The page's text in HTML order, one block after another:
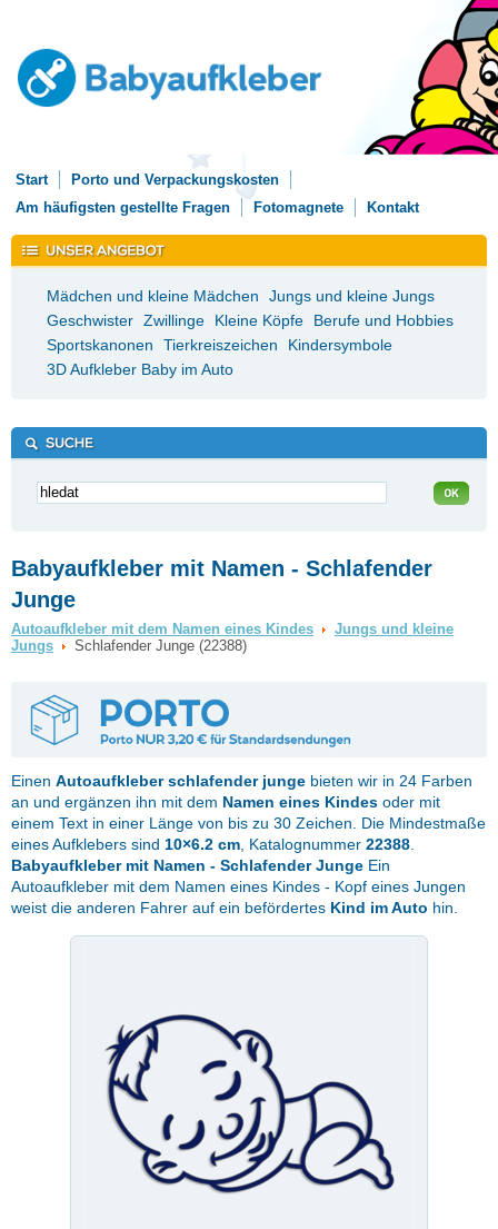
Start
Porto und Verpackungskosten
Am häufigsten gestellte Fragen
Fotomagnete Kontakt
Mädchen und kleine Mädchen
Jungs und kleine Jungs
Geschwister Zwillinge Kleine Köpfe
Berufe und Hobbies
Sportskanonen
Tierkreiszeichen
Kindersymbole
3D Aufkleber Baby im Auto
Babyaufkleber mit Namen - Schlafender
Junge
Autoaufkleber mit dem Namen eines Kindes
Jungs und kleine
Jungs
Schlafender Junge (22388)
Einen Autoaufkleberschlafender junge bieten wir in 24 Farben
an und ergänzen ihn mit dem Namen eines Kindes oder mit
einem Text in einer Länge von bis zu 30 Zeichen. Die Mindestmaße
eines Aufklebers sind 10×6.2 cm , Katalognummer 22388
Babyaufkleber mit Namen - Schlafender Junge Ein
Autoaufkleber mit dem Namen eines Kindes - Kopf eines Jungen
weist die anderen Fahrer auf ein befördertes Kind im Auto hin.